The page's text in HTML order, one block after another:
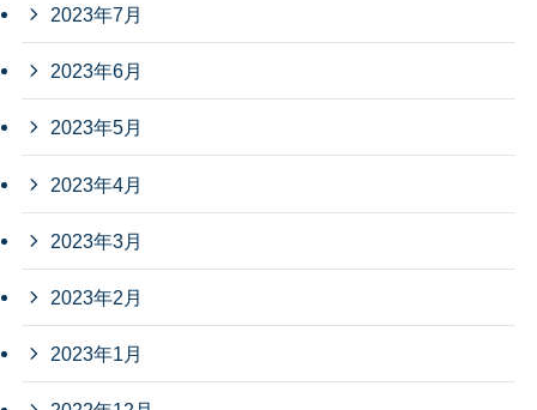
2023年7月
2023年6月
2023年5月
2023年4月
2023年3月
2023年2月
2023年1月